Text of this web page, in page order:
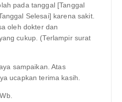
pada tanggal [Tanggal
Selesai] karena sakit.
oleh dokter dan
cukup. (Terlampir surat
sampaikan. Atas
ucapkan terima kasih.